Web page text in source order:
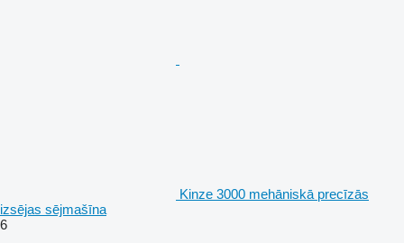
Kinze 3000 mehāniskā precīzās
izsējas sējmašīna
6